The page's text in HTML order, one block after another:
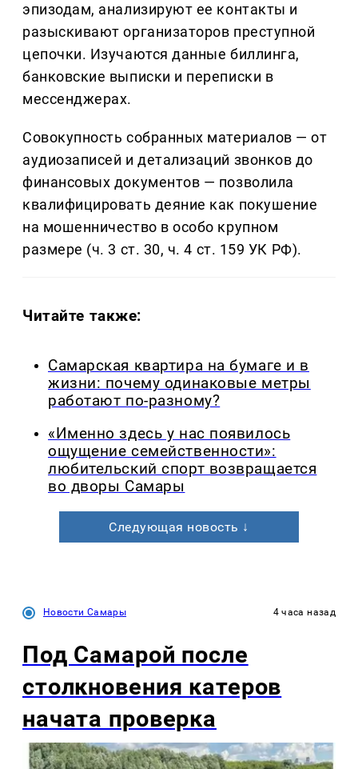
эпизодам, анализируют ее контакты и
разыскивают организаторов преступной
цепочки. Изучаются данные биллинга,
банковские выписки и переписки в
мессенджерах.
Совокупность собранных материалов — от
аудиозаписей и детализаций звонков до
финансовых документов — позволила
квалифицировать деяние как покушение
на мошенничество в особо крупном
размере (ч. 3 ст. 30, ч. 4 ст. 159 УК РФ).
Читайте также:
Самарская квартира на бумаге и в
жизни: почему одинаковые метры
работают по-разному?
«Именно здесь у нас появилось
ощущение семейственности»:
любительский спорт возвращается
во дворы Самары
Следующая новость ↓
Новости Самары 4 часа назад
Под Самарой после
столкновения катеров
начата проверка